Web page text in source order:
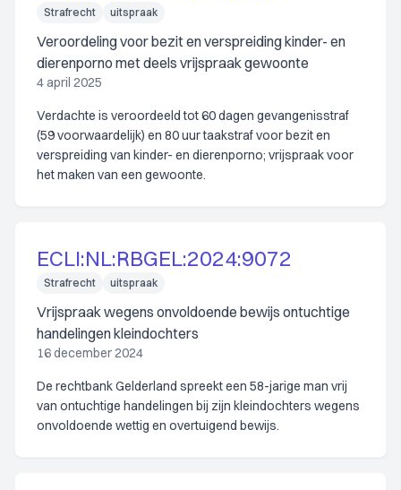
Strafrecht uitspraak
Veroordeling voor bezit en verspreiding kinder- en
dierenporno met deels vrijspraak gewoonte
4 april 2025
Verdachte is veroordeeld tot 60 dagen gevangenisstraf
(59 voorwaardelijk) en 80 uur taakstraf voor bezit en
verspreiding van kinder- en dierenporno; vrijspraak voor
het maken van een gewoonte.
ECLI:NL:RBGEL:2024:9072
Strafrecht uitspraak
Vrijspraak wegens onvoldoende bewijs ontuchtige
handelingen kleindochters
16 december 2024
De rechtbank Gelderland spreekt een 58-jarige man vrij
van ontuchtige handelingen bij zijn kleindochters wegens
onvoldoende wettig en overtuigend bewijs.